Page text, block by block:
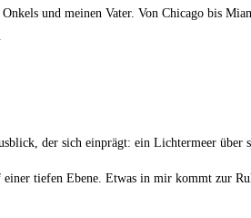
und meinen Vater. Von Chicago bis
der sich einprägt: ein Lichtermeer über
tiefen Ebene. Etwas in mir kommt zur